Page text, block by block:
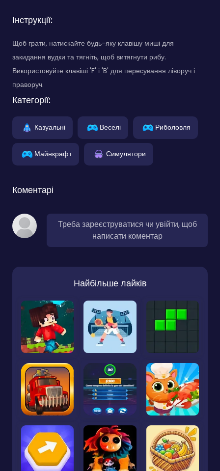
Інструкції:
Щоб грати, натискайте будь-яку клавішу миші для
закидання вудки та тягніть, щоб витягнути рибу.
Використовуйте клавіші 'F' і 'B' для пересування ліворуч і
праворуч.
Категорії:
Казуальні Веселі Риболовля
Майнкрафт Симулятори
Коментарі
Треба зареєструватися чи увійти, щоб
написати коментар
Найбільше лайків